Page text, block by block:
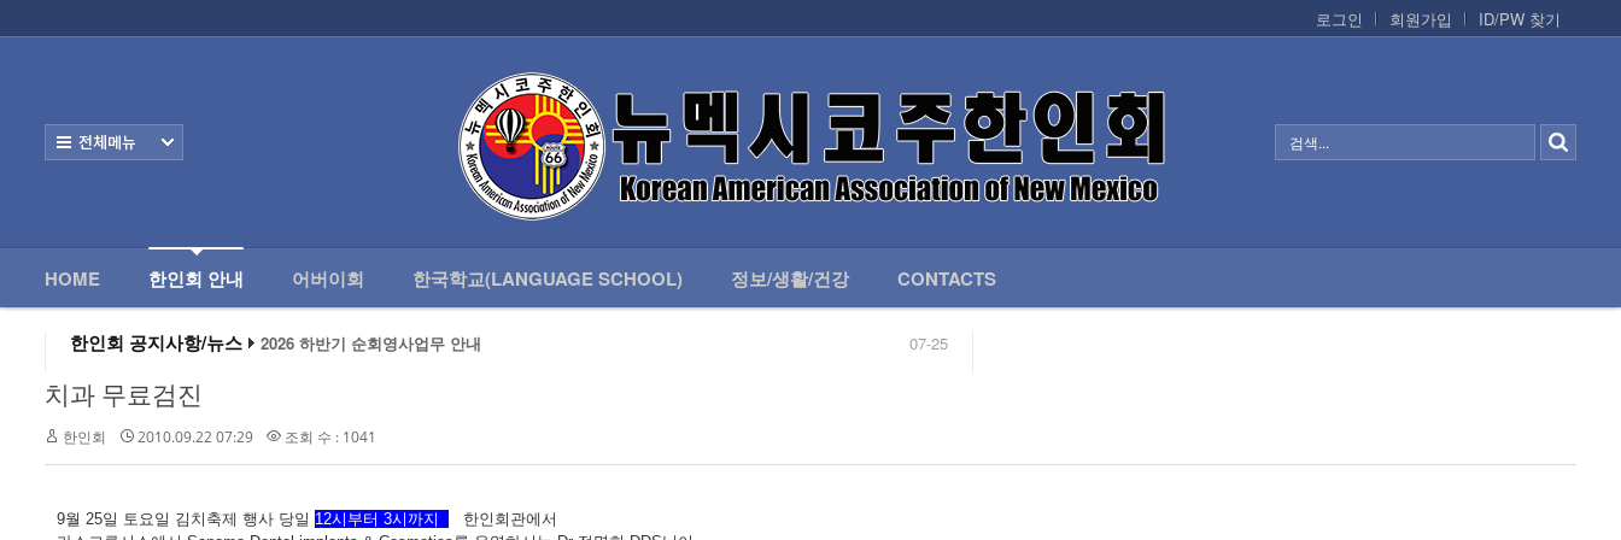
로그인
회원가입 ID/PW 찾기
HOME 한인회 안내 어버이회 한국학교(LANGUAGE SCHOOL) 정보/생활/건강 CONTACTS
한인회 공지사항/뉴스 07-25
2026 하반기 순회영사업무 안내
2026년 3월 10일 상반기 순회 영사업무 안내
2026 하반기 순회영사업무 안내
치과 무료검진
한인회 2010.09.22 07:29 조회 수 : 1041
9월 25일 토요일 김치축제 행사 당일 12시부터 3시까지
한인회관에서
한인회 안내
- 한인회 연혁
- 한인회소식/공지사항
- Event Photos